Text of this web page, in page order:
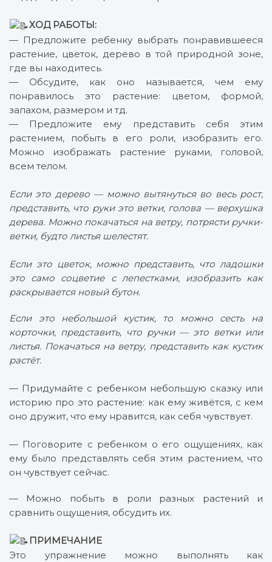
ХОД РАБОТЫ:
— Предложите ребенку выбрать понравившееся
растение, цветок, дерево в той природной зоне,
где вы находитесь.
— Обсудите, как оно называется, чем ему
понравилось это растение: цветом, формой,
запахом, размером и тд.
— Предложите ему представить себя этим
растением, побыть в его роли, изобразить его.
Можно изображать растение руками, головой,
всем телом.
Если это дерево — можно вытянуться во весь рост,
представить, что руки это ветки, голова — верхушка
дерева. Можно покачаться на ветру, потрясти ручки-
ветки, будто листья шелестят.
Если это цветок, можно представить, что ладошки
это само соцветие с лепестками, изобразить как
раскрывается новый бутон.
Если это небольшой кустик, то можно сесть на
корточки, представить, что ручки — это ветки или
листья. Покачаться на ветру, представить как кустик
растёт.
— Придумайте с ребенком небольшую сказку или
историю про это растение: как ему живётся, с кем
оно дружит, что ему нравится, как себя чувствует.
— Поговорите с ребенком о его ощущениях, как
ему было представлять себя этим растением, что
он чувствует сейчас.
— Можно побыть в роли разных растений и
сравнить ощущения, обсудить их.
ПРИМЕЧАНИЕ
Это упражнение можно выполнять как